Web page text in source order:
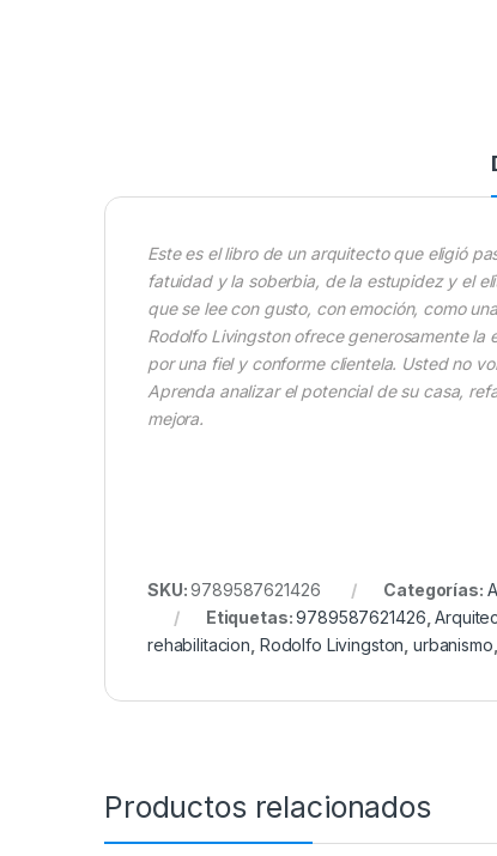
Este es el libro de un arquitecto que eligió
fatuidad y la soberbia, de la estupidez y el
que se lee con gusto, con emoción, como
Rodolfo Livingston ofrece generosamente
por una fiel y conforme clientela. Usted no
Aprenda analizar el potencial de su casa,
mejora.
SKU:9789587621426 Categorías:
Etiquetas:9789587621426 ,
rehabilitacion Rodolfo Livingston urbanismo
Productos relacionados